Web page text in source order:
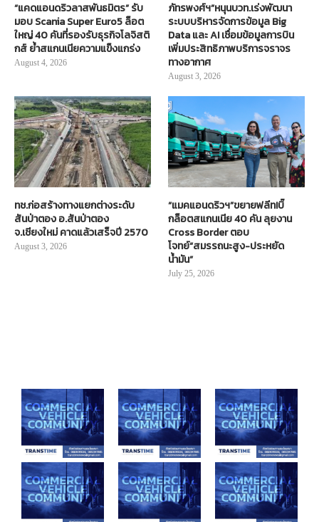
“แคดแอนดริวลาสพันธมิตร” รับ
มอบ Scania Super Euro5 ล็อต
ใหญ่ 40 คันที่รองรับธุรกิจโลจิสติ
กส์ ย้ำสแกนเนียความแข็งแกร่ง
August 4, 2026
ภัทรพงศ์ฯ”หนุนบวท.เร่งพัฒนา
ระบบบริหารจัดการข้อมูล Big
Data และ AI เชื่อมข้อมูลการบิน
เพิ่มประสิทธิภาพบริการจราจร
ทางอากาศ
August 3, 2026
ทช.ก่อสร้างทางแยกต่างระดับ
สันป่าตอง อ.สันป่าตอง
จ.เชียงใหม่ คาดแล้วเสร็จปี 2570
August 3, 2026
“แมคแอนดริวฯ”ขยายฟลีท!บิ๊
กล็อตสแกนเนีย 40 คัน ลุยงาน
Cross Border ตอบ
โจทย์“สมรรถนะสูง-ประหยัด
น้ำมัน”
July 25, 2026